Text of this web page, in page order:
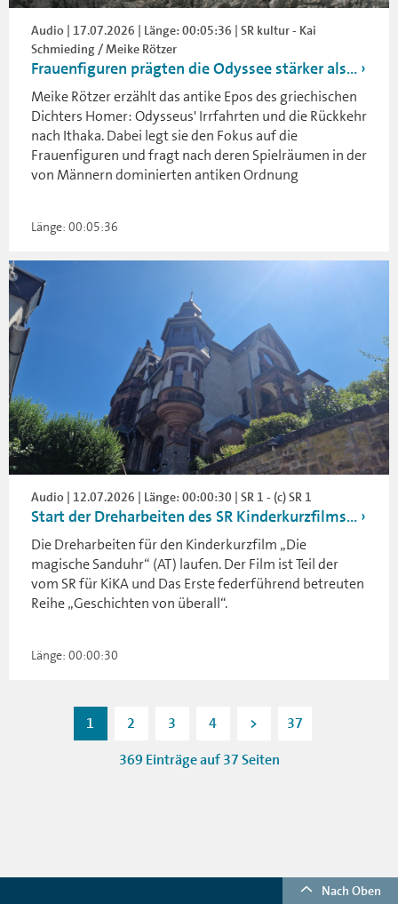
Audio | 17.07.2026 | Länge: 00:05:36 | SR kultur - Kai
Schmieding / Meike Rötzer
Frauenfiguren prägten die Odyssee stärker als...
Meike Rötzer erzählt das antike Epos des griechischen
Dichters Homer: Odysseus' Irrfahrten und die Rückkehr
nach Ithaka. Dabei legt sie den Fokus auf die
Frauenfiguren und fragt nach deren Spielräumen in der
von Männern dominierten antiken Ordnung
Länge: 00:05:36
Audio | 12.07.2026 | Länge: 00:00:30 | SR 1 - (c) SR 1
Start der Dreharbeiten des SR Kinderkurzfilms...
Die Dreharbeiten für den Kinderkurzfilm „Die
magische Sanduhr“ (AT) laufen. Der Film ist Teil der
vom SR für KiKA und Das Erste federführend betreuten
Reihe „Geschichten von überall“.
Länge: 00:00:30
1 2 3 4 > 37
369 Einträge auf 37 Seiten
Nach Oben